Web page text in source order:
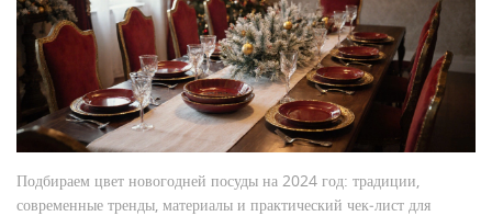
Подбираем цвет новогодней посуды на 2024 год: традиции,
современные тренды, материалы и практический чек‑лист для